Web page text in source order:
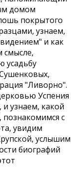
домом
покрытого
узнаем,
и как
смысле,
усадьбу
"Ливорно".
Успения
узнаем, какой
с
увидим
услышим
биографий